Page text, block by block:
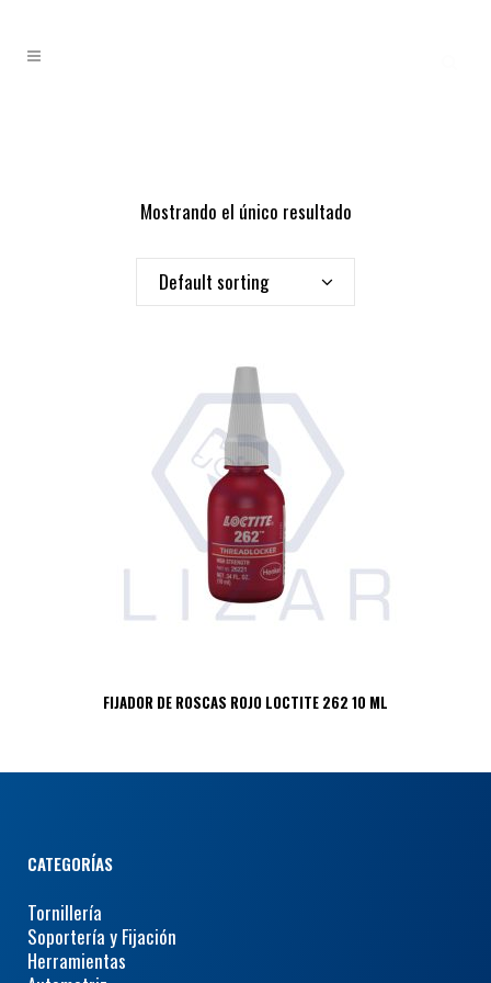
Mostrando el único resultado
Default sorting
FIJADOR DE ROSCAS ROJO LOCTITE 262 10 ML
CATEGORÍAS
Tornillería
Soportería y Fijación
Herramientas